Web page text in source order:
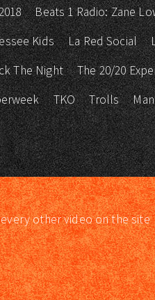
Beats 1 Radio: Zane
Kids La Red Social
The Night
The 20/20
TKO Trolls
other video on the site